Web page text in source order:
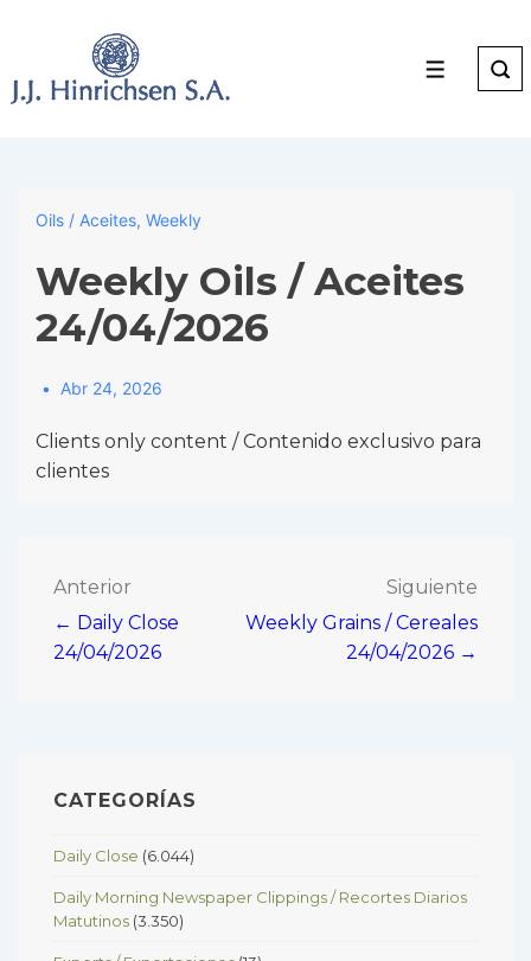
Main
Menu
Oils / Aceites, Weekly
Weekly Oils / Aceites
24/04/2026
Abr 24, 2026
Clients only content / Contenido exclusivo para
clientes
Navegación
de
Anterior
← Daily Close
24/04/2026
Siguiente
Weekly Grains / Cereales
24/04/2026 →
CATEGORÍAS
Daily Close (6.044)
Daily Morning Newspaper Clippings / Recortes Diarios
Matutinos (3.350)